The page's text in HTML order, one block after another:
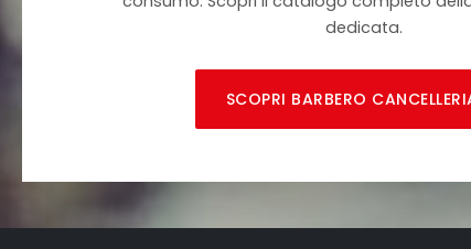
dedicata.
SCOPRI BARBERO